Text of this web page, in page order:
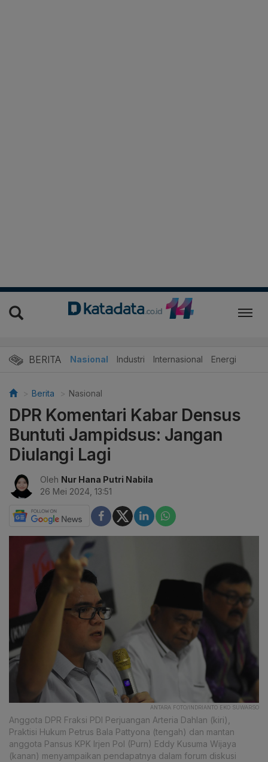
BERITA Nasional Industri Internasional Energi
Berita Nasional
DPR Komentari Kabar Densus
Buntuti Jampidsus: Jangan
Diulangi Lagi
Oleh Nur Hana Putri Nabila
26 Mei 2024, 13:51
ANTARA FOTO/INDRIANTO EKO SUWARSO
Anggota DPR Fraksi PDI Perjuangan Arteria Dahlan (kiri),
Praktisi Hukum Petrus Bala Pattyona (tengah) dan mantan
anggota Pansus KPK Irjen Pol (Purn) Eddy Kusuma Wijaya
(kanan) menyampaikan pendapatnya dalam forum diskusi